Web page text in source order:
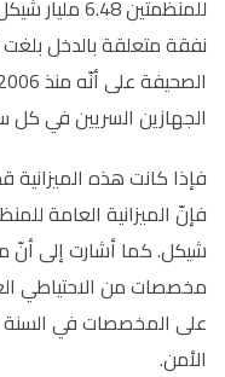
للمنظمتين
الجهازين السريين في كل
شيكل. كما أشارت إلى أنّ
مخصصات من الاحتياطي
على المخصصات في السنة
الأمن.